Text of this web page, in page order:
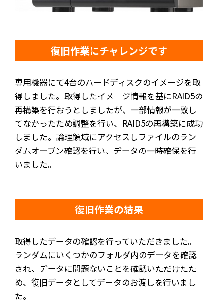
復旧作業にチャレンジです
専用機器にて4台のハードディスクのイメージを取
得しました。取得したイメージ情報を基にRAID5の
再構築を行おうとしましたが、一部情報が一致し
てなかったため調整を行い、RAID5の再構築に成功
しました。論理領域にアクセスしファイルのラン
ダムオープン確認を行い、データの一時確保を行
いました。
復旧作業の結果
取得したデータの確認を行っていただきました。
ランダムにいくつかのフォルダ内のデータを確認
され、データに問題ないことを確認いただけたた
め、復旧データとしてデータのお渡しを行いまし
た。